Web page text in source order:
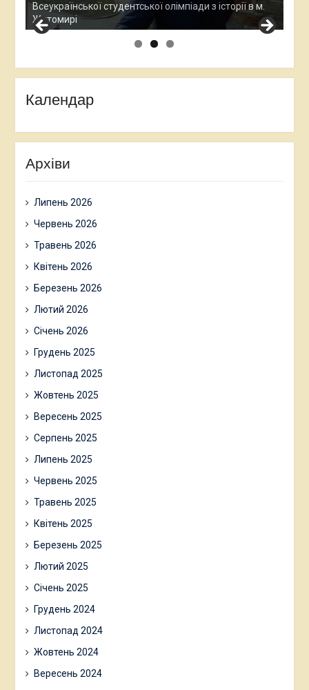
Всеукраїнської студентської олімпади з історії в м.
Житомирі
Календар
Архіви
Липень 2026
Червень 2026
Травень 2026
Квітень 2026
Березень 2026
Лютий 2026
Січень 2026
Грудень 2025
Листопад 2025
Жовтень 2025
Вересень 2025
Серпень 2025
Липень 2025
Червень 2025
Травень 2025
Квітень 2025
Березень 2025
Лютий 2025
Січень 2025
Грудень 2024
Листопад 2024
Жовтень 2024
Вересень 2024